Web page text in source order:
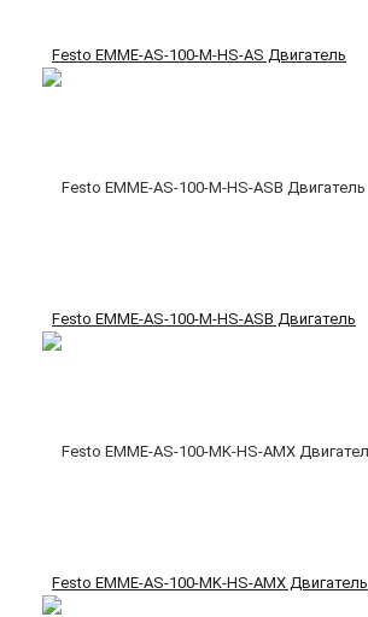
Festo EMME-AS-100-M-HS-AS Двигатель
Festo EMME-AS-100-M-HS-ASB Двигатель
Festo EMME-AS-100-MK-HS-AMX Двигатель